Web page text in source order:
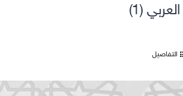
(1)
التفاصيل